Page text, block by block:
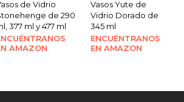
de Vidrio
de 290
377 ml y 477 ml
AMAZON
Vasos Yute de
Vidrio Dorado de
345 ml
ENCUÉNTRANOS
EN AMAZON